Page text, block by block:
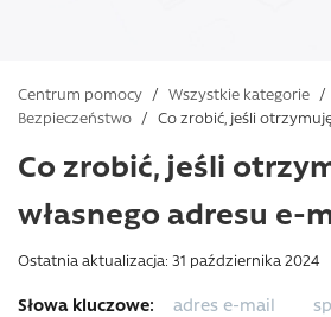
Centrum pomocy / Wszystkie kategorie /
Bezpieczeństwo / Co zrobić, jeśli
Co zrobić, jeśli
własnego adresu e-
Ostatnia aktualizacja: 31 października 2024
adres e-mail